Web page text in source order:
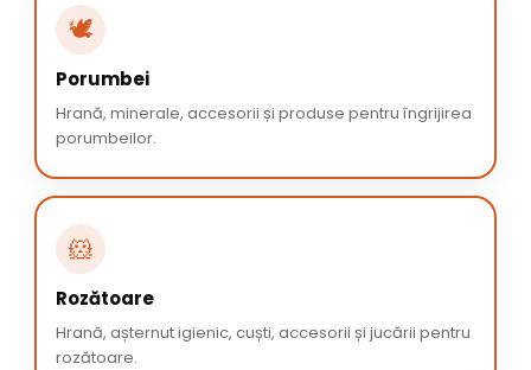
🕊️
Porumbei
Hrană, minerale, accesorii și produse pentru îngrijirea
porumbeilor.
🐹
Rozătoare
Hrană, așternut igienic, cuști, accesorii și jucării pentru
rozătoare.